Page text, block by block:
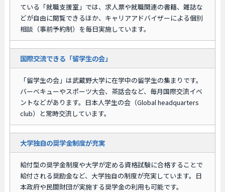
ている「就職支援室」では、求人票や就職関連の書籍、雑誌な
どが自由に閲覧できるほか、キャリアアドバイザーによる個別
相談（事前予約制）を毎日実施しています。
国際交流できる「留学生の会」
「留学生の会」は武蔵野大学に在学中の留学生の集まりです。
バーベキューやスポーツ大会、茶話会など、毎月国際交流イベ
ントなどがあります。日本人学生の会（Global headquarters
club）と常時交流しています。
大学独自の奨学金制度が充実
給付型の奨学金制度や大学が定める資格試験に合格することで
給付される奨励金など、大学独自の制度が充実しています。日
本政府や民間財団が実施する奨学金の利用も可能です。